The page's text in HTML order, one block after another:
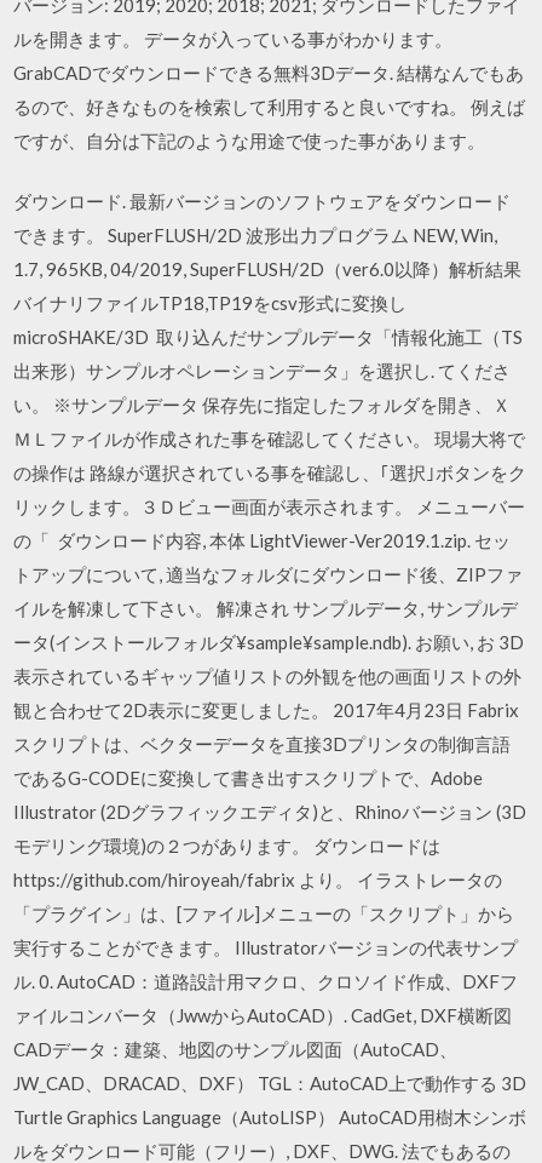
ルを開きます。 データが入っている事がわかります。
GrabCADでダウンロードできる無料3Dデータ. 結構なんでもあ
るので、好きなものを検索して利用すると良いですね。 例えば
ですが、自分は下記のような用途で使った事があります。
ダウンロード. 最新バージョンのソフトウェアをダウンロード
できます。 SuperFLUSH/2D 波形出力プログラム NEW, Win,
1.7, 965KB, 04/2019, SuperFLUSH/2D（ver6.0以降）解析結果
バイナリファイルTP18,TP19をcsv形式に変換し
microSHAKE/3D 取り込んだサンプルデータ「情報化施工（TS
出来形）サンプルオペレーションデータ」を選択し. てくださ
い。 ※サンプルデータ 保存先に指定したフォルダを開き、Ｘ
ＭＬファイルが作成された事を確認してください。 現場大将で
の操作は 路線が選択されている事を確認し、｢選択｣ボタンをク
リックします。３Ｄビュー画面が表示されます。 メニューバー
の「 ダウンロード内容, 本体 LightViewer-Ver2019.1.zip. セッ
トアップについて, 適当なフォルダにダウンロード後、ZIPファ
イルを解凍して下さい。 解凍され サンプルデータ, サンプルデ
ータ(インストールフォルダ¥sample¥sample.ndb). お願い, お 3D
表示されているギャップ値リストの外観を他の画面リストの外
観と合わせて2D表示に変更しました。 2017年4月23日 Fabrix
スクリプトは、ベクターデータを直接3Dプリンタの制御言語
であるG-CODEに変換して書き出すスクリプトで、Adobe
Illustrator (2Dグラフィックエディタ)と、Rhinoバージョン (3D
モデリング環境)の２つがあります。 ダウンロードは
https://github.com/hiroyeah/fabrix より。 イラストレータの
「プラグイン」は、[ファイル]メニューの「スクリプト」から
実行することができます。 Illustratorバージョンの代表サンプ
ル. 0. AutoCAD：道路設計用マクロ、クロソイド作成、DXFフ
ァイルコンバータ（JwwからAutoCAD）. CadGet, DXF横断図
CADデータ：建築、地図のサンプル図面（AutoCAD、
JW_CAD、DRACAD、DXF） TGL：AutoCAD上で動作する 3D
Turtle Graphics Language（AutoLISP） AutoCAD用樹木シンボ
ルをダウンロード可能（フリー）, DXF、DWG. 法でもあるの